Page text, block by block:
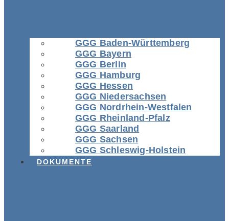
GGG Baden-Württemberg
GGG Bayern
GGG Berlin
GGG Hamburg
GGG Hessen
GGG Niedersachsen
GGG Nordrhein-Westfalen
GGG Rheinland-Pfalz
GGG Saarland
GGG Sachsen
GGG Schleswig-Holstein
DOKUMENTE